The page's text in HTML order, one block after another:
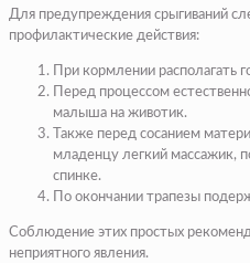
Для предупреждения срыгиваний
профилактические действия:
При кормлении располагать
Перед процессом
малыша на животик.
Также перед сосанием
младенцу легкий массажик,
спинке.
По окончании трапезы
Соблюдение этих простых
неприятного явления.